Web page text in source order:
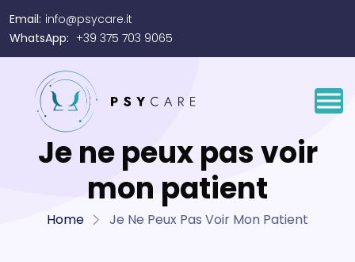
Email: info@psycare.it
WhatsApp: +39 375 703 9065
Je ne peux pas voir
mon patient
Home Je Ne Peux Pas Voir Mon Patient